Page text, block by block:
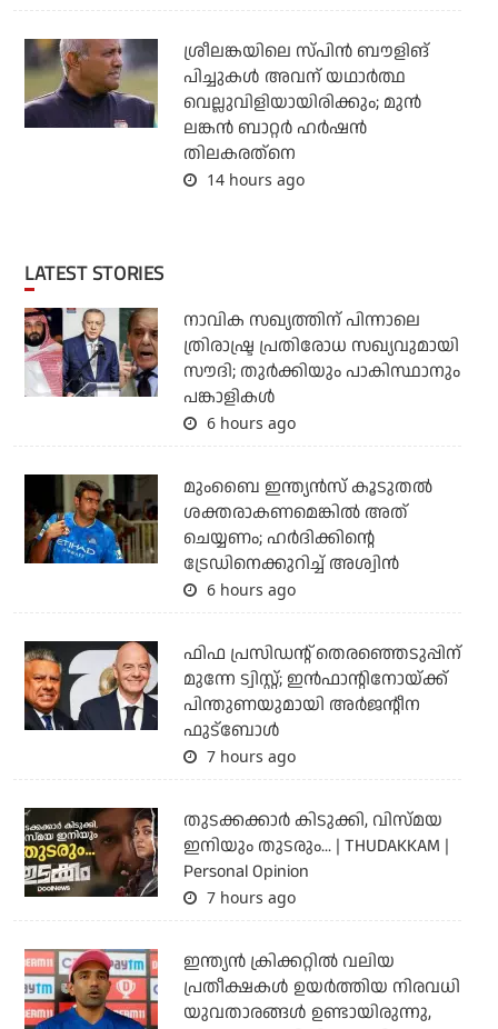
ശ്രീലങ്കയിലെ സ്പിന്‍ ബൗളിങ്
പിച്ചുകള്‍ അവന് യഥാര്‍ത്ഥ
വെല്ലുവിളിയായിരിക്കും; മുന്‍
ലങ്കന്‍ ബാറ്റര്‍ ഹര്‍ഷന്‍
തിലകരത്‌നെ
14 hours ago
LATEST STORIES
നാവിക സഖ്യത്തിന് പിന്നാലെ
ത്രിരാഷ്ട്ര പ്രതിരോധ സഖ്യവുമായി
സൗദി; തുര്‍ക്കിയും പാകിസ്ഥാനും
പങ്കാളികള്‍
6 hours ago
മുംബൈ ഇന്ത്യന്‍സ് കൂടുതല്‍
ശക്തരാകണമെങ്കില്‍ അത്
ചെയ്യണം; ഹര്‍ദിക്കിന്റെ
ട്രേഡിനെക്കുറിച്ച് അശ്വിന്‍
6 hours ago
ഫിഫ പ്രസിഡന്റ് തെരഞ്ഞെടുപ്പിന്
മുന്നേ ട്വിസ്റ്റ്; ഇന്‍ഫാന്റിനോയ്ക്ക്
പിന്തുണയുമായി അര്‍ജന്റീന
ഫുട്‌ബോള്‍
7 hours ago
തുടക്കക്കാര്‍ കിടുക്കി, വിസ്മയ
ഇനിയും തുടരും... | THUDAKKAM |
Personal Opinion
7 hours ago
ഇന്ത്യന്‍ ക്രിക്കറ്റില്‍ വലിയ
പ്രതീക്ഷകള്‍ ഉയര്‍ത്തിയ നിരവധി
യുവതാരങ്ങള്‍ ഉണ്ടായിരുന്നു,